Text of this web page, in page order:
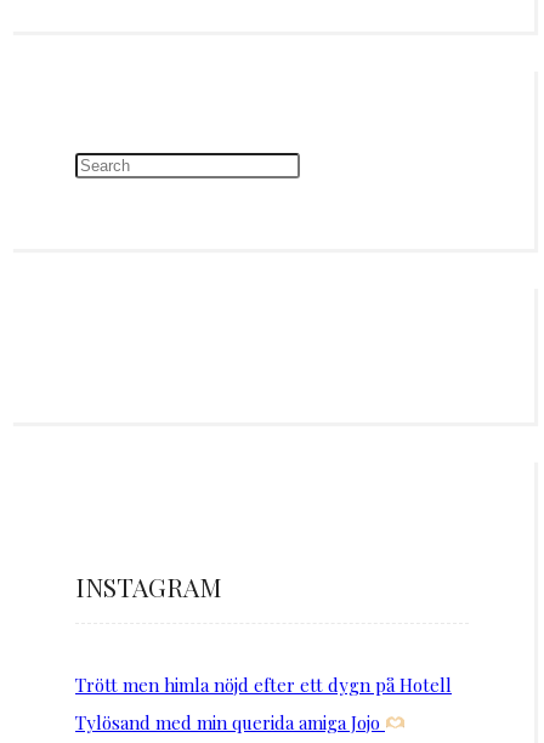
INSTAGRAM
Trött men himla nöjd efter ett dygn på Hotell
Tylösand med min querida amiga Jojo